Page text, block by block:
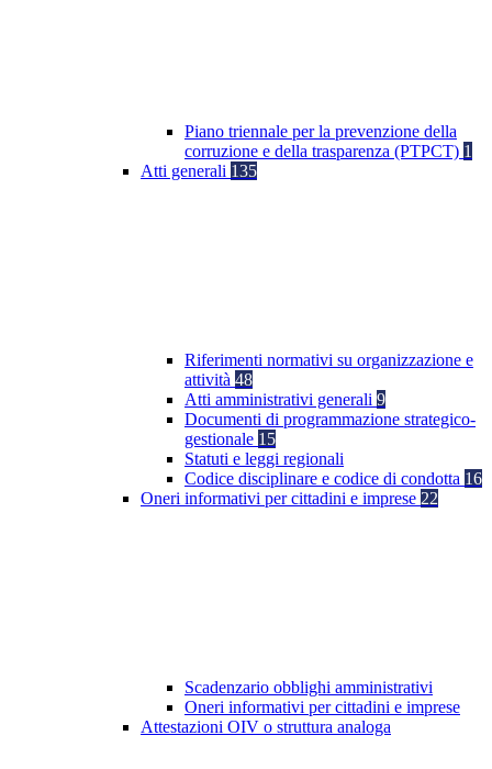
Piano triennale per la prevenzione della
corruzione e della trasparenza (PTPCT) 1
Atti generali 135
Riferimenti normativi su organizzazione e
attività 48
Atti amministrativi generali 9
Documenti di programmazione strategico-
gestionale 15
Statuti e leggi regionali
Codice disciplinare e codice di condotta 16
Oneri informativi per cittadini e imprese 22
Scadenzario obblighi amministrativi
Oneri informativi per cittadini e imprese
Attestazioni OIV o struttura analoga